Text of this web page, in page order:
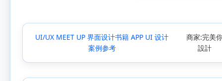
UI/UX MEET UP 界面设计书籍 APP UI 设计
案例参考
商家:完美
設計